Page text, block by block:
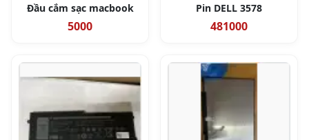
Đầu cắm sạc macbook
5000
Pin DELL 3578
481000